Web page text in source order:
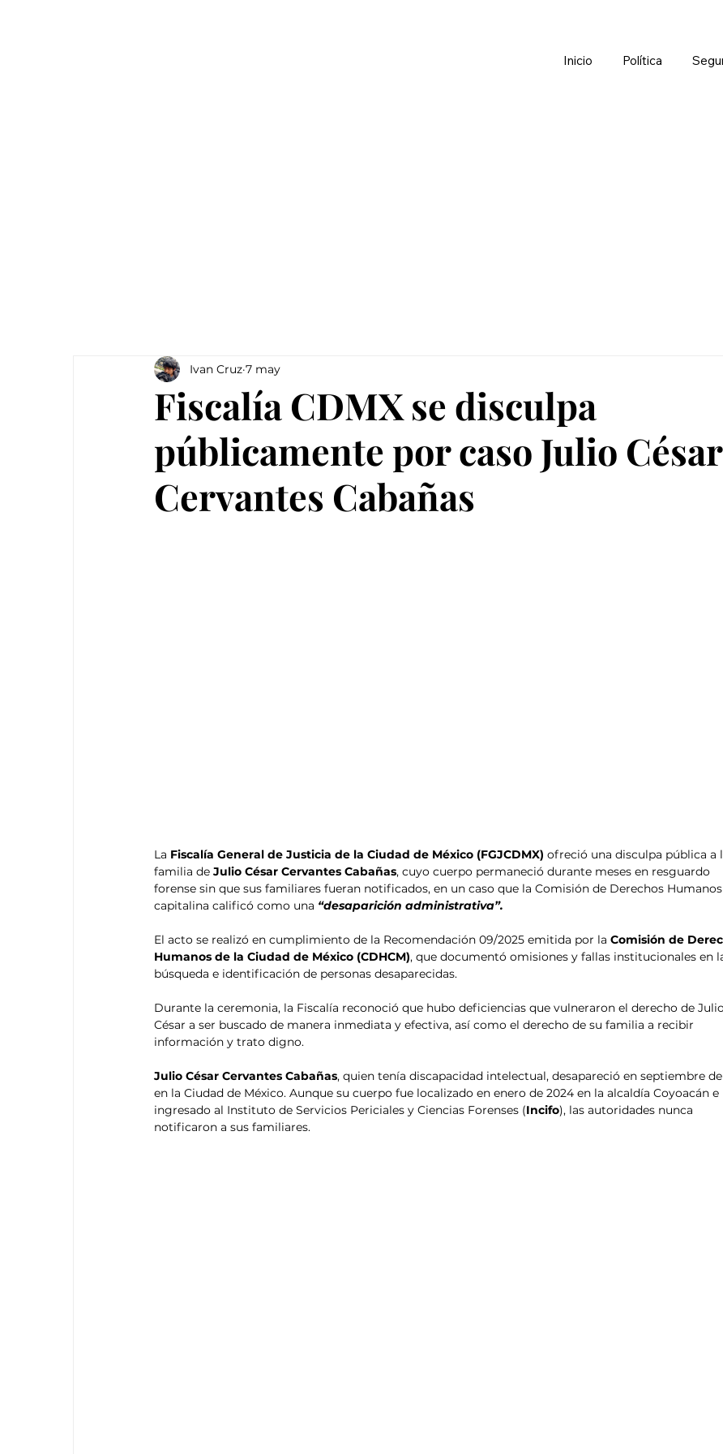
Inicio Política
Fiscalía CDMX se disculpa
públicamente por caso Julio César
Cervantes Cabañas
Ivan Cruz 7 may
La Fiscalía General de Justicia de la Ciudad de México (FGJCDMX) ofreció una disculpa pública a
familia de Julio César Cervantes Cabañas, cuyo cuerpo permaneció durante meses en resguardo
forense sin que sus familiares fueran notificados, en un caso que la Comisión de Derechos Humanos
capitalina calificó como una “desaparición administrativa”.
El acto se realizó en cumplimiento de la Recomendación 09/2025 emitida por la Comisión de
Humanos de la Ciudad de México (CDHCM), que documentó omisiones y fallas institucionales en
búsqueda e identificación de personas desaparecidas.
Durante la ceremonia, la Fiscalía reconoció que hubo deficiencias que vulneraron el derecho de
César a ser buscado de manera inmediata y efectiva, así como el derecho de su familia a recibir
información y trato digno.
Julio César Cervantes Cabañas, quien tenía discapacidad intelectual, desapareció en septiembre de
en la Ciudad de México. Aunque su cuerpo fue localizado en enero de 2024 en la alcaldía Coyoacán e
ingresado al Instituto de Servicios Periciales y Ciencias Forenses (Incifo), las autoridades nunca
notificaron a sus familiares.